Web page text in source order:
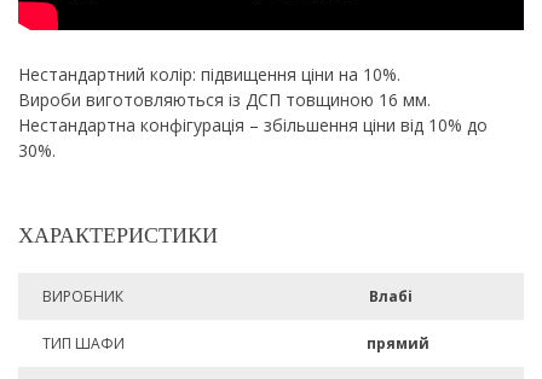
Нестандартний колір: підвищення ціни на 10%.
Вироби виготовляються із ДСП товщиною 16 мм.
Нестандартна конфігурація – збільшення ціни від 10% до
30%.
ХАРАКТЕРИСТИКИ
ВИРОБНИК Влабі
ТИП ШАФИ прямий